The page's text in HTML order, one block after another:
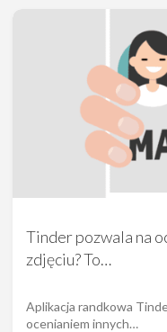
Tinder pozwala na
zdjęciu? To…
Aplikacja randkowa
ocenianiem innych…